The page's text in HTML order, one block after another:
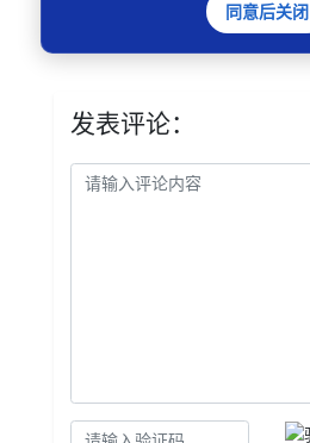
发表评论：
同意后关闭